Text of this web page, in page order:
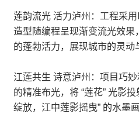
莲韵流光 活力泸州：工程采
造型随编程呈现渐变流光效果
的蓬勃活力，展现城市的灵动
江莲共生 诗意泸州：项目巧
的精准布光，将 “莲花” 光影
绽放，江中莲影摇曳” 的水墨画